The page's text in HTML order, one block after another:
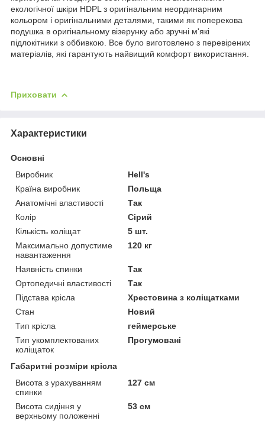
екологічної шкіри HDPL з оригінальним неординарним
кольором і оригінальними деталями, такими як поперекова
подушка в оригінальному візерунку або зручні м'які
підлокітники з оббивкою. Все було виготовлено з перевірених
матеріалів, які гарантують найвищий комфорт використання.
Приховати
Характеристики
Основні
Виробник
Hell's
Країна виробник
Польща
Анатомічні властивості
Так
Колір
Сірий
Кількість коліщат
5 шт.
Максимально допустиме
навантаження
120 кг
Наявність спинки
Так
Ортопедичні властивості
Так
Підстава крісла
Хрестовина з коліщатками
Стан
Новий
Тип крісла
геймерське
Тип укомплектованих
коліщаток
Прогумовані
Габаритні розміри крісла
Висота з урахуванням
спинки
127 см
Висота сидіння у
верхньому положенні
53 см